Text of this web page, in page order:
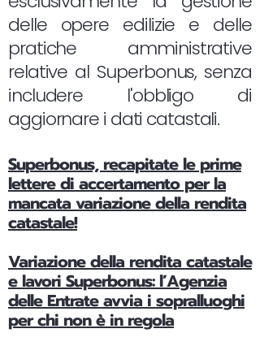
delle opere edilizie e delle
pratiche amministrative
relative al Superbonus, senza
includere l'obbligo di
aggiornare i dati catastali.
Superbonus, recapitate le prime
lettere di accertamento per la
mancata variazione della rendita
catastale!
Variazione della rendita catastale
e lavori Superbonus: l’Agenzia
delle Entrate avvia i sopralluoghi
per chi non è in regola